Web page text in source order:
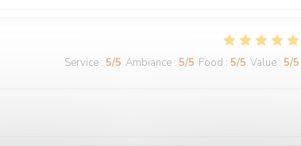
Service : 5/5 Ambiance : 5/5 Food : 5/5 Value : 5/5